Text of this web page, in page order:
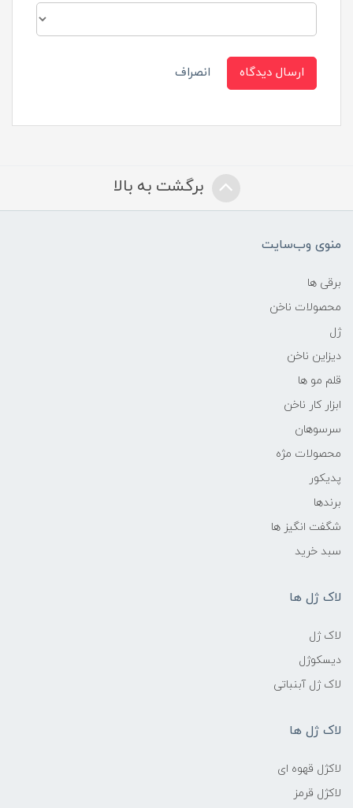
ارسال دیدگاه انصراف
برگشت به بالا
منوی وب‌سایت
برقی ها
محصولات ناخن
ژل
دیزاین ناخن
قلم مو ها
ابزار کار ناخن
سرسوهان
محصولات مژه
پدیکور
برندها
شگفت انگیز ها
سبد خرید
لاک ژل ها
لاک ژل
دیسکوژل
لاک ژل آبنباتی
لاک ژل ها
لاکژل قهوه ای
لاکژل قرمز